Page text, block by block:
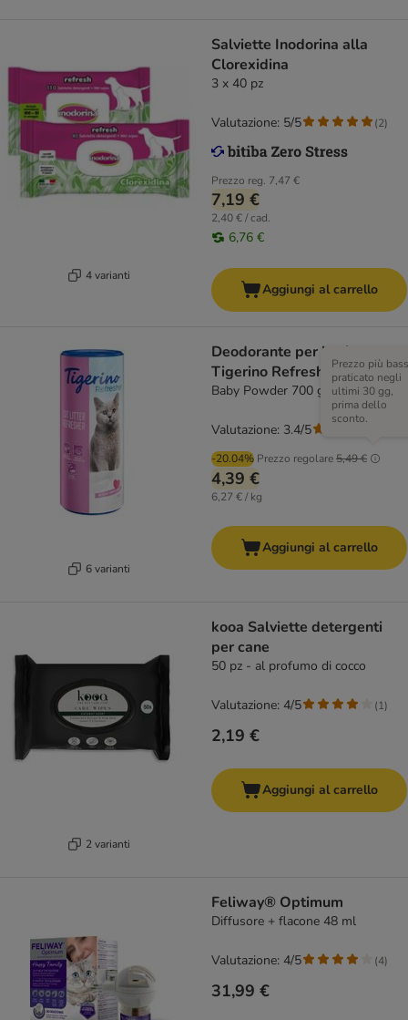
4 varianti
Salviette Inodorina alla
Clorexidina
3 x 40 pz
Prezzo reg. 7,47 €
7,19 €
2,40 € / cad.
6,76 €
Valutazione: 5/5 (2)
Aggiungi al carrello
6 varianti
Deodorante per lettiera
Tigerino Refresher
Baby Powder 700 g
-20.04% Prezzo regolare5,49 €
Prezzo più
praticato negli
ultimi 30 gg,
prima dello
sconto.
4,39 €
6,27 € / kg
Valutazione: 3.4/5
Aggiungi al carrello
2 varianti
kooa Salviette detergenti
per cane
50 pz - al profumo di cocco
2,19 €
Valutazione: 4/5 (1)
Aggiungi al carrello
Feliway® Optimum
Diffusore + flacone 48 ml
31,99 €
Valutazione: 4/5 (4)